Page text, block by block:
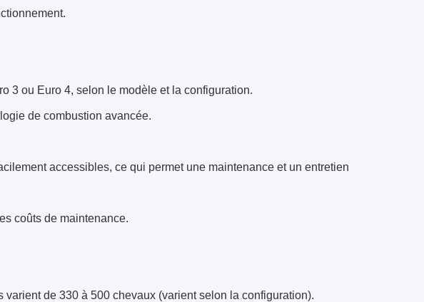
3 ou Euro 4, selon le modèle et la configuration.
de combustion avancée.
accessibles, ce qui permet une maintenance et un entretien
coûts de maintenance.
de 330 à 500 chevaux (varient selon la configuration).